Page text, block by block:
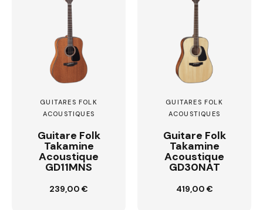
GUITARES FOLK
ACOUSTIQUES
Guitare Folk
Takamine
Acoustique
GD11MNS
239,00 €
Ajouter au
panier
GUITARES FOLK
ACOUSTIQUES
Guitare Folk
Takamine
Acoustique
GD30NAT
419,00 €
Ajouter au
panier